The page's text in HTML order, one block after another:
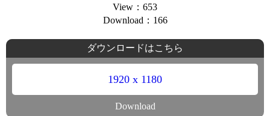
View：653
Download：166
ダウンロードはこちら
1920 x 1180
Download